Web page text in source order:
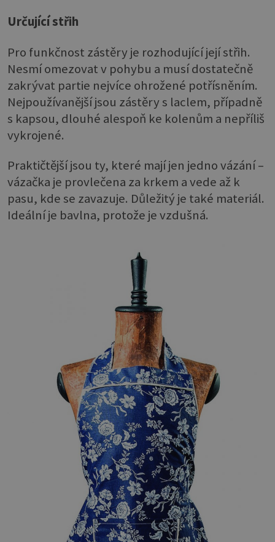
Určující střih
Pro funkčnost zástěry je rozhodující její střih.
Nesmí omezovat v pohybu a musí dostatečně
zakrývat partie nejvíce ohrožené potřísněním.
Nejpoužívanější jsou zástěry s laclem, případně
s kapsou, dlouhé alespoň ke kolenům a nepříliš
vykrojené.
Praktičtější jsou ty, které mají jen jedno vázání –
vázačka je provlečena za krkem a vede až k
pasu, kde se zavazuje. Důležitý je také materiál.
Ideální je bavlna, protože je vzdušná.